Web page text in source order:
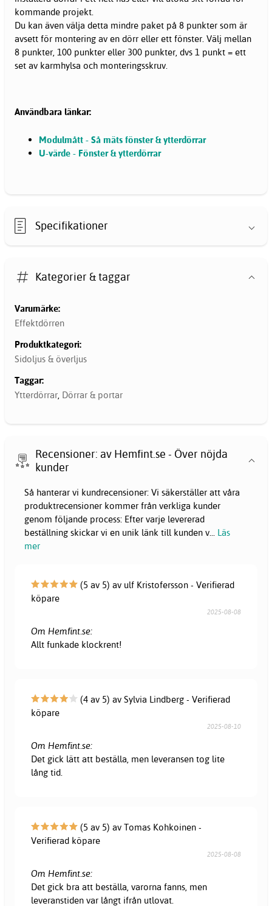
kommande projekt.
Du kan även välja detta mindre paket på 8 punkter som är
avsett för montering av en dörr eller ett fönster. Välj mellan
8 punkter, 100 punkter eller 300 punkter, dvs 1 punkt = ett
set av karmhylsa och monteringsskruv.
Användbara länkar:
Modulmått - Så mäts fönster & ytterdörrar
U-värde - Fönster & ytterdörrar
Specifikationer
Kategorier & taggar
Varumärke:
Effektdörren
Produktkategori:
Sidoljus & överljus
Taggar:
Ytterdörrar, Dörrar & portar
Recensioner: av Hemfint.se - Över nöjda
kunder
Så hanterar vi kundrecensioner: Vi säkerställer att våra
produktrecensioner kommer från verkliga kunder
genom följande process: Efter varje levererad
beställning skickar vi en unik länk till kunden v... Läs
mer
(5 av 5) av ulf Kristofersson - Verifierad
köpare
2025-08-08
Om Hemfint.se:
Allt funkade klockrent!
(4 av 5) av Sylvia Lindberg - Verifierad
köpare
2025-08-10
Om Hemfint.se:
Det gick lätt att beställa, men leveransen tog lite
lång tid.
(5 av 5) av Tomas Kohkoinen -
Verifierad köpare
2025-08-08
Om Hemfint.se:
Det gick bra att beställa, varorna fanns, men
leveranstiden var långt ifrån utlovat.